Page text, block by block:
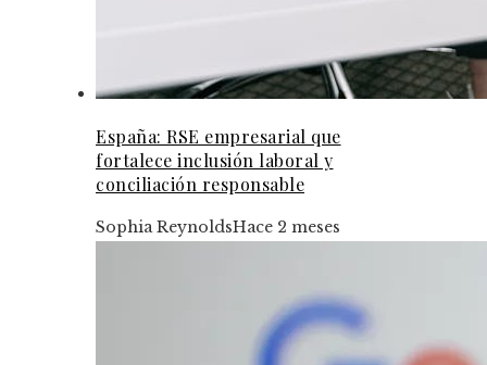
España: RSE empresarial que
fortalece inclusión laboral y
conciliación responsable
Sophia ReynoldsHace 2 meses